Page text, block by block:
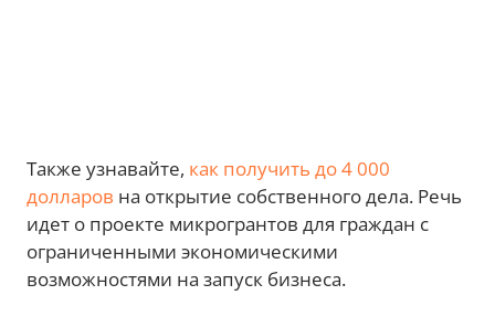
Также узнавайте, как получить до 4 000
долларов на открытие собственного дела. Речь
идет о проекте микрогрантов для граждан с
ограниченными экономическими
возможностями на запуск бизнеса.